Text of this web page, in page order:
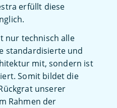
erfüllt diese
nur technisch alle
standardisierte und
mit, sondern ist
Somit bildet die
unserer
Rahmen der